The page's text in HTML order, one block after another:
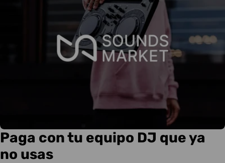
Paga con tu equipo DJ que ya
no usas